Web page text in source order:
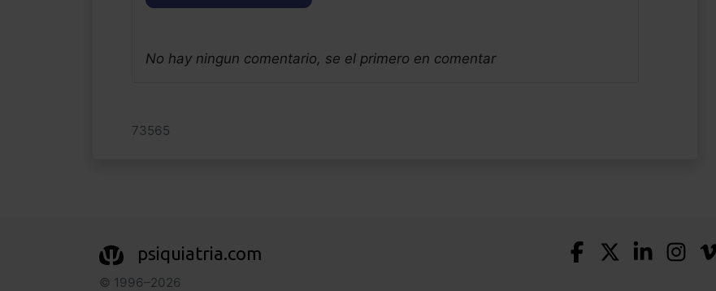
No hay ningun comentario, se el primero en comentar
73565
psiquiatria.com
© 1996–2026